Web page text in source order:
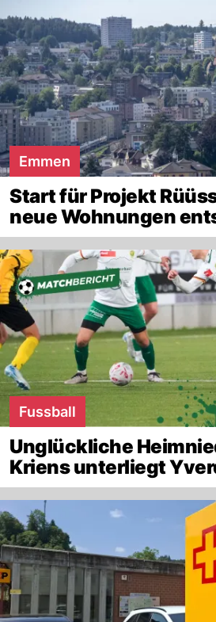
Emmen
Start für Projekt
neue Wohnungen
Fussball
Unglückliche
Kriens unterliegt